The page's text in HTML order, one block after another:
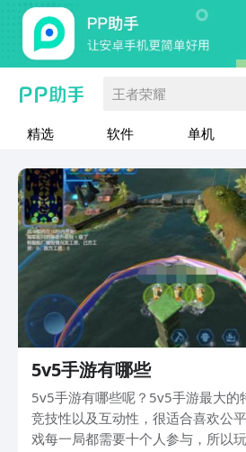
王者荣耀
精选 软件 单机
5v5手游有哪些
5v5手游有哪些呢？5v5手游最大的
竞技性以及互动性，很适合喜欢公
戏每一局都需要十个人参与，所以